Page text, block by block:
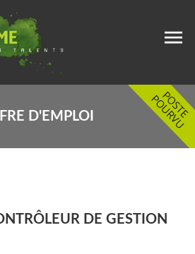
D'EMPLOI
DE GESTION